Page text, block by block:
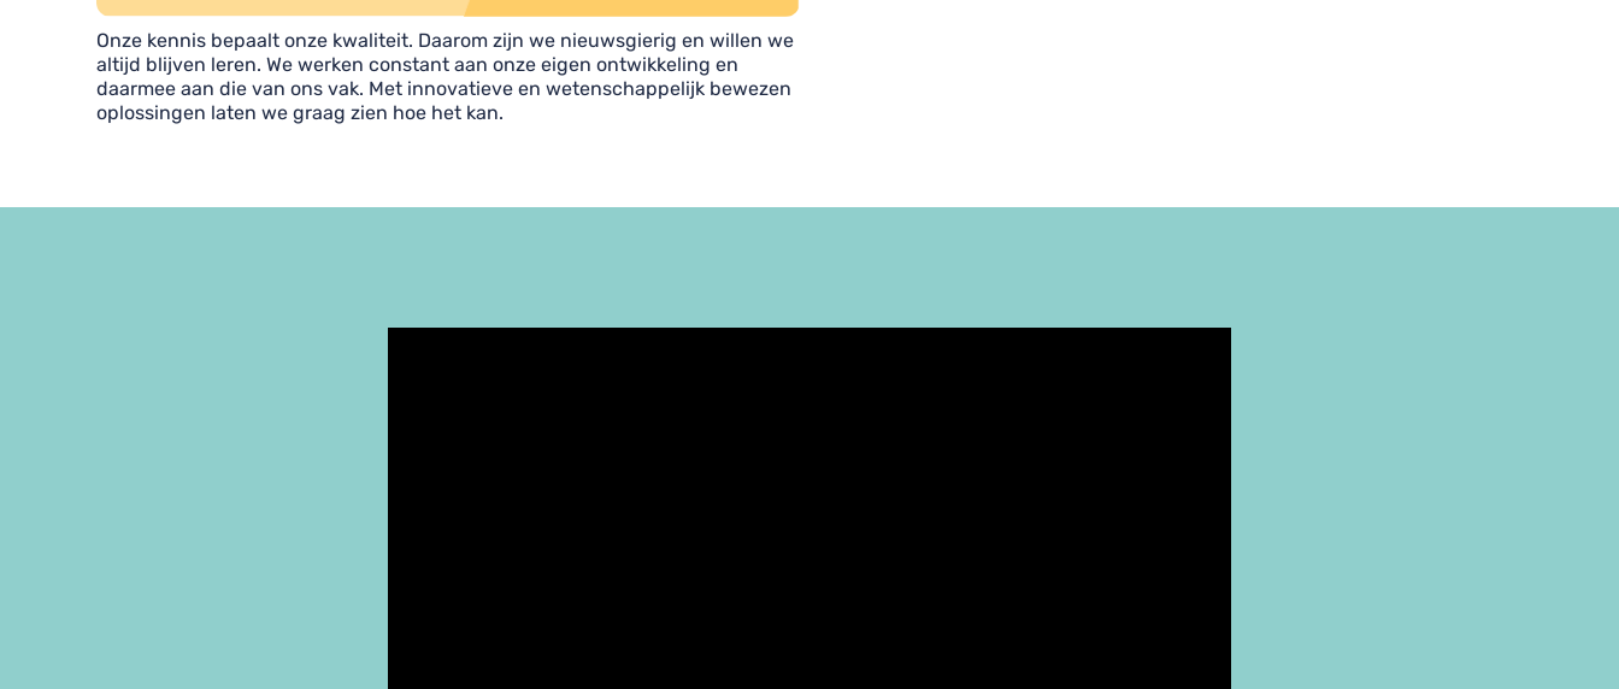
Onze kennis bepaalt onze kwaliteit. Daarom zijn we nieuwsgierig en willen we
altijd blijven leren. We werken constant aan onze eigen ontwikkeling en
daarmee aan die van ons vak. Met innovatieve en wetenschappelijk bewezen
oplossingen laten we graag zien hoe het kan.